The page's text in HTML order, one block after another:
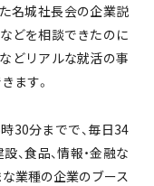
名城社長会の企業説
どを相談できたのに
どリアルな就活の事
ます。
30分までで、毎日34
食品、情報・金融な
業種の企業のブース